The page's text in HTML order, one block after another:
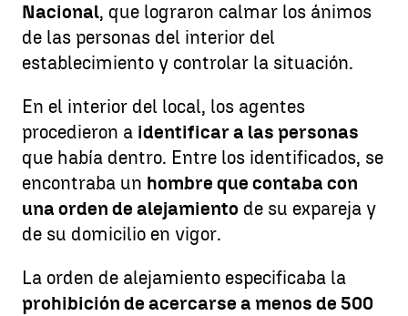
Nacional, que lograron calmar los ánimos
de las personas del interior del
establecimiento y controlar la situación.
En el interior del local, los agentes
procedieron a identificar a las personas
que había dentro. Entre los identificados, se
encontraba un hombre que contaba con
una orden de alejamiento de su expareja y
de su domicilio en vigor.
La orden de alejamiento especificaba la
prohibición de acercarse a menos de 500